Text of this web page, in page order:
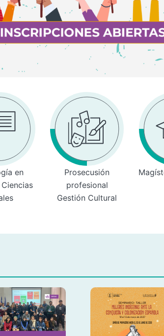
en
Prosecusión
profesional
Gestión Cultural